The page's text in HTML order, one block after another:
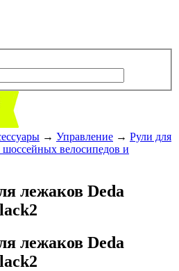
→ Управление → Рули для
велосипедов и
лежаков Deda
лежаков Deda